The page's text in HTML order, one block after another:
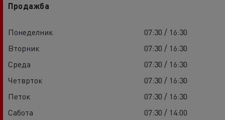
Продажба
Понеделник
07:30 / 16:30
Вторник
07:30 / 16:30
Среда
07:30 / 16:30
Четврток
07:30 / 16:30
Петок
07:30 / 16:30
Сабота
07:30 / 14:00